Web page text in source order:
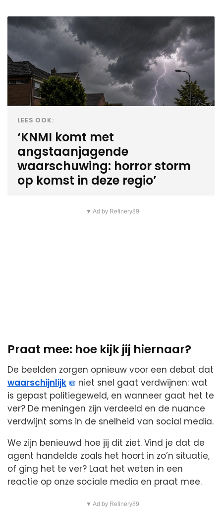
LEES OOK:
‘KNMI komt met
angstaanjagende
waarschuwing: horror storm
op komst in deze regio’
▼ Ad by Refinery89
Praat mee: hoe kijk jij hiernaar?
De beelden zorgen opnieuw voor een debat dat
waarschijnlijk
niet snel gaat verdwijnen: wat
is gepast politiegeweld, en wanneer gaat het te
ver? De meningen zijn verdeeld en de nuance
verdwijnt soms in de snelheid van social media.
We zijn benieuwd hoe jij dit ziet. Vind je dat de
agent handelde zoals het hoort in zo’n situatie,
of ging het te ver? Laat het weten in een
reactie op onze sociale media en praat mee.
▼ Ad by Refinery89